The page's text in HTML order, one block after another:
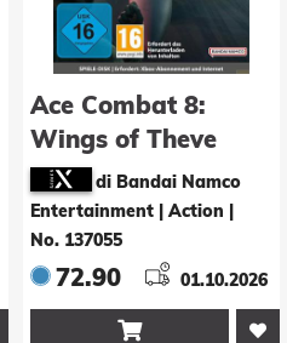
Ace Combat 8:
Wings of Theve
di Bandai Namco
Entertainment | Action
No. 137055
72.90 01.10.2026
